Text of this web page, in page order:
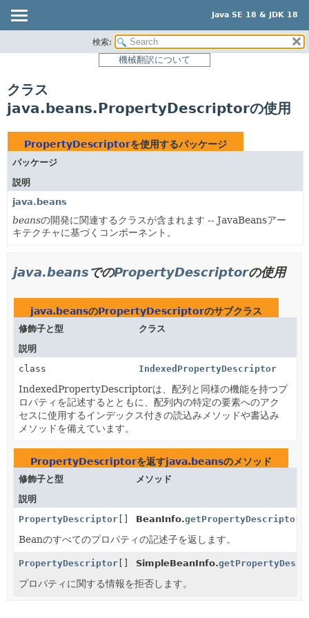
Java SE 18 & JDK 18
パッケージ
クラス
使用
ツリー
新規
非推奨
索引
検索:
機械翻訳について
クラス
java.beans.PropertyDescriptorの使用
PropertyDescriptorを使用するパッケージ
パッケージ
説明
java.beans
beansの開発に関連するクラスが含まれます -- JavaBeansアー
キテクチャに基づくコンポーネント。
java.beansでのPropertyDescriptorの使用
java.beansのPropertyDescriptorのサブクラス
修飾子と型
クラス
説明
class
IndexedPropertyDescriptor
IndexedPropertyDescriptorは、配列と同様の機能を持つプ
ロパティを記述するとともに、配列内の特定の要素へのアク
セスに使用するインデックス付きの読込みメソッドや書込み
メソッドを備えています。
PropertyDescriptorを返すjava.beansのメソッド
修飾子と型
メソッド
説明
PropertyDescriptor [] BeanInfo.getPropertyDescriptors
Beanのすべてのプロパティの記述子を返します。
PropertyDescriptor [] SimpleBeanInfo.
プロパティに関する情報を拒否します。